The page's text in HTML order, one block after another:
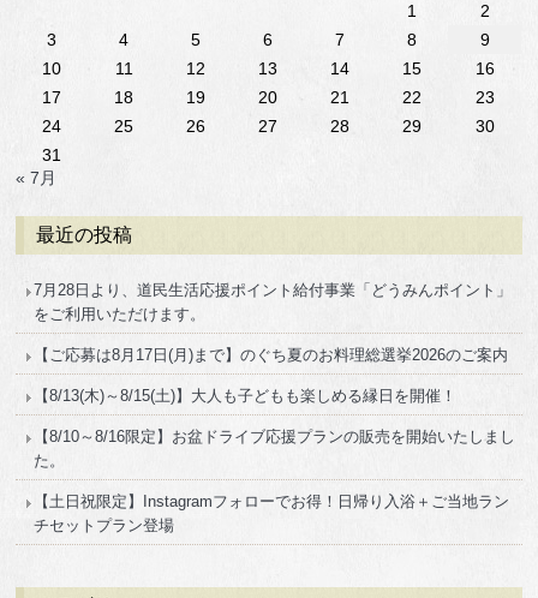
1
2
3
4 5 6 7 8
9
10
11 12 13 14 15
16
17
18 19 20 21 22
23
24
25 26 27 28 29
30
31
« 7月
最近の投稿
7月28日より、道民生活応援ポイント給付事業「どうみんポイント」
をご利用いただけます。
【ご応募は8月17日(月)まで】のぐち夏のお料理総選挙2026のご案内
【8/13(木)～8/15(土)】大人も子どもも楽しめる縁日を開催！
【8/10～8/16限定】お盆ドライブ応援プランの販売を開始いたしまし
た。
【土日祝限定】Instagramフォローでお得！日帰り入浴＋ご当地ラン
チセットプラン登場